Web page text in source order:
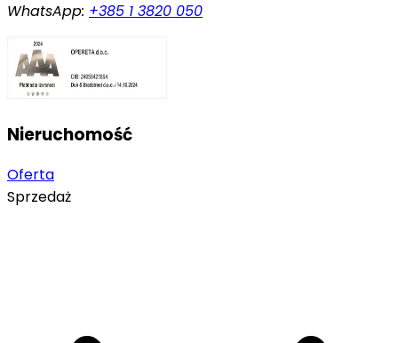
WhatsApp: +385 1 3820 050
Nieruchomość
Oferta
Sprzedaż